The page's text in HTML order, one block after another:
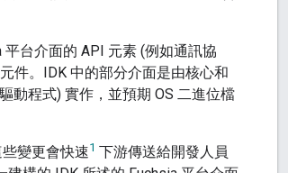
台介面的 API 元素 (例如通訊協
件。IDK 中的部分介面是由核心和
動程式) 實作，並預期 OS 二進位檔
變更會快速1 下游傳送給開發人員